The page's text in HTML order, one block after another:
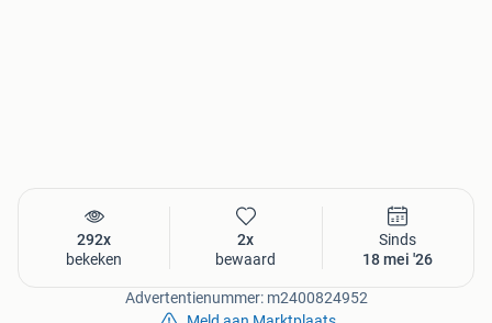
292x
bekeken
2x
bewaard
Sinds
18 mei '26
Advertentienummer: m2400824952